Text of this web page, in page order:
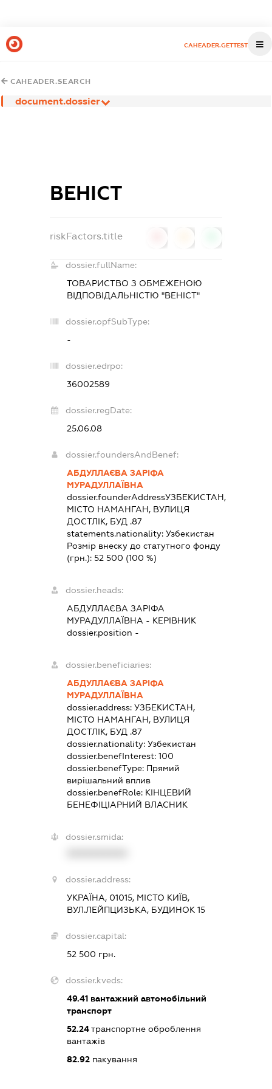
CAHEADER.GETTEST
CAHEADER.SEARCH
document.dossier
ВЕНІСТ
riskFactors.title
dossier.fullName:
ТОВАРИСТВО З ОБМЕЖЕНОЮ
ВІДПОВІДАЛЬНІСТЮ "ВЕНІСТ"
dossier.opfSubType:
-
dossier.edrpo:
36002589
dossier.regDate:
25.06.08
dossier.foundersAndBenef:
АБДУЛЛАЄВА ЗАРІФА
МУРАДУЛЛАЇВНА
dossier.founderAddressУЗБЕКИСТАН,
МІСТО НАМАНГАН, ВУЛИЦЯ
ДОСТЛІК, БУД .87
statements.nationality:Узбекистан
Розмір внеску до статутного фонду
(грн.):52 500 (100 %)
dossier.heads:
АБДУЛЛАЄВА ЗАРІФА
МУРАДУЛЛАЇВНА - КЕРІВНИК
dossier.position -
dossier.beneficiaries:
АБДУЛЛАЄВА ЗАРІФА
МУРАДУЛЛАЇВНА
dossier.address:УЗБЕКИСТАН,
МІСТО НАМАНГАН, ВУЛИЦЯ
ДОСТЛІК, БУД .87
dossier.nationality:Узбекистан
dossier.benefInterest:100
dossier.benefType: Прямий
вирішальний вплив
dossier.benefRole: КІНЦЕВИЙ
БЕНЕФІЦІАРНИЙ ВЛАСНИК
dossier.smida:
dossier.address:
УКРАЇНА, 01015, МІСТО КИЇВ,
ВУЛ.ЛЕЙПЦИЗЬКА, БУДИНОК 15
dossier.capital:
52 500 грн.
dossier.kveds:
49.41 вантажний автомобільний
транспорт
52.24транспортне оброблення
вантажів
82.92 пакування